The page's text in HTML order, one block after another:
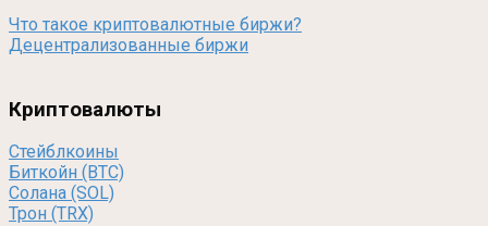
Что такое криптовалютные биржи?
Децентрализованные биржи
Криптовалюты
Стейблкоины
Биткойн (BTC)
Солана (SOL)
Трон (TRX)